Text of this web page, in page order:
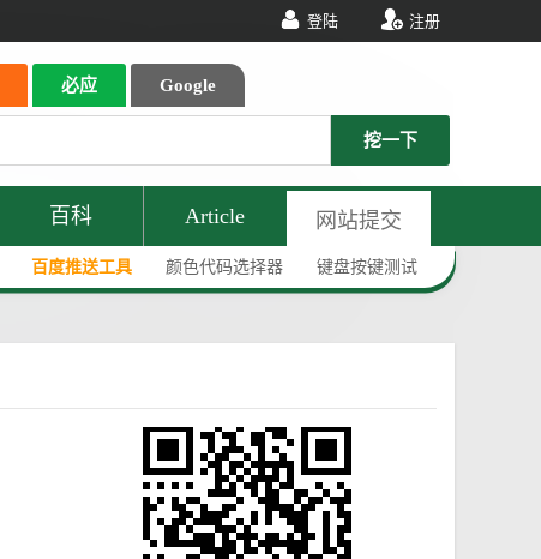
登陆 注册
必应 Google
挖一下
百科 Article 网站提交
百度推送工具 颜色代码选择器 键盘按键测试